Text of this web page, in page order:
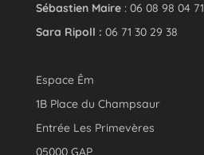
Sébastien Maire: 06 08 98 04 71
Sara Ripoll : 06 71 30 29 38
Espace Êm
1B Place du Champsaur
Entrée Les Primevères
05000 GAP